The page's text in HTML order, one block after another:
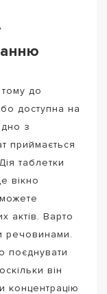
до
доступна на
з
приймається
таблетки
вікно
актів. Варто
речовинами.
поєднувати
він
концентрацію